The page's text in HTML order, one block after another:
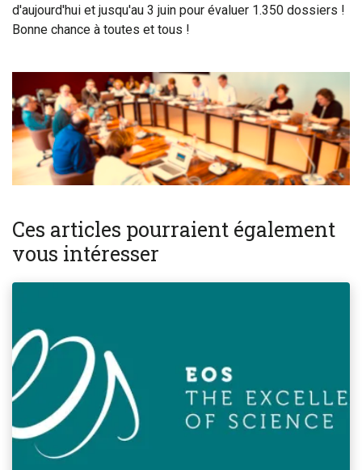
d'aujourd'hui et jusqu'au 3 juin pour évaluer 1.350 dossiers !
Bonne chance à toutes et tous !
Ces articles pourraient également
vous intéresser